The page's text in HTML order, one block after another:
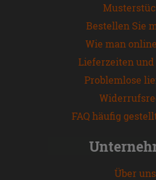
Bestellen Sie
Wie man
Lieferzeiten
Problemlose
FAQ häufig
Über uns